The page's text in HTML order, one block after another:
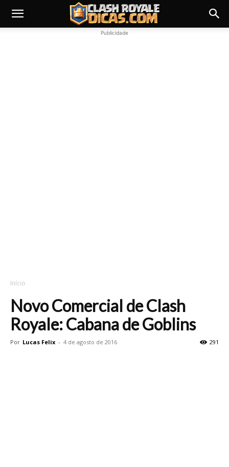
Publicidade
Início
Novo Comercial de Clash
Royale: Cabana de Goblins
Por Lucas Felix - 4 de agosto de 2016 291